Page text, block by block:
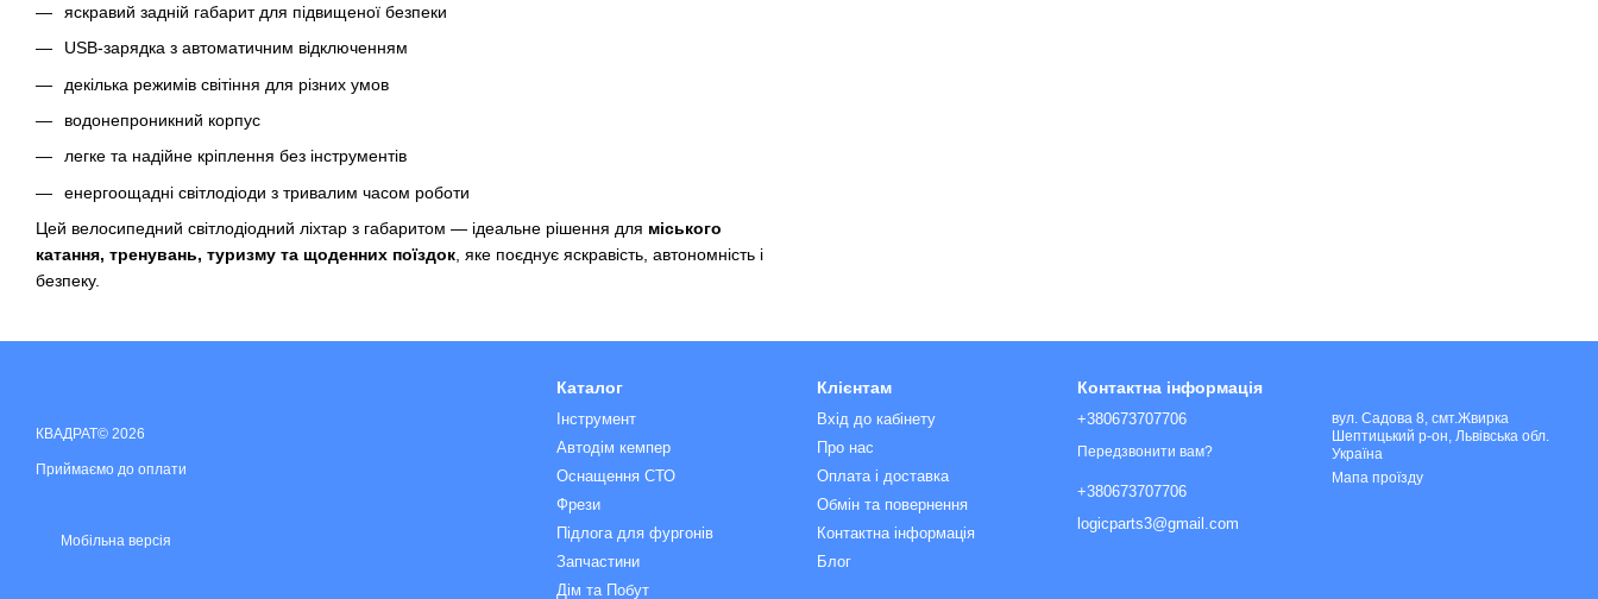
яскравий задній габарит для підвищеної безпеки
USB-зарядка з автоматичним відключенням
декілька режимів світіння для різних умов
водонепроникний корпус
легке та надійне кріплення без інструментів
енергоощадні світлодіоди з тривалим часом роботи
Цей велосипедний світлодіодний ліхтар з габаритом — ідеальне рішення для міського
катання, тренувань, туризму та щоденних поїздок , яке поєднує яскравість, автономність і
безпеку.
КВАДРАТ© 2026
Приймаємо до оплати
Мобільна версія
Каталог
Інструмент
Автодім кемпер
Оснащення СТО
Фрези
Підлога для фургонів
Запчастини
Дім та Побут
Клієнтам
Вхід до кабінету
Про нас
Оплата і доставка
Обмін та повернення
Контактна інформація
Блог
Контактна інформація
+380673707706
Передзвонити вам?
+380673707706
logicparts3@gmail.com
вул. Садова 8, смт.Жвирка
Шептицький р-он, Львівська обл.
Україна
Мапа проїзду